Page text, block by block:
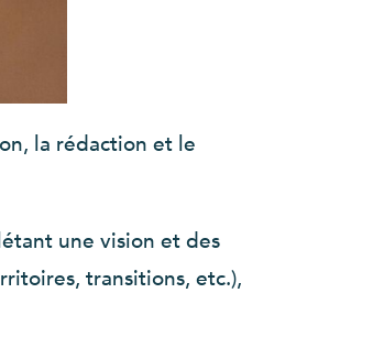
la rédaction et le
une vision et des
transitions, etc.),